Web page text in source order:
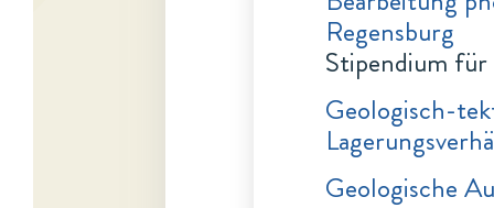
Regensburg
Stipendium für
Geologisch-
Geologische